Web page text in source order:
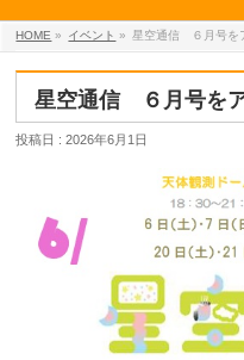
HOME » イベント » 星空通信 ６月号を
星空通信 ６月号を
投稿日 : 2026年6月1日